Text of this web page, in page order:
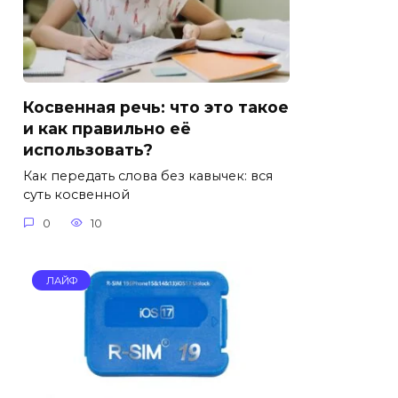
Косвенная речь: что это такое
и как правильно её
использовать?
Как передать слова без кавычек: вся
суть косвенной
0 10
ЛАЙФ